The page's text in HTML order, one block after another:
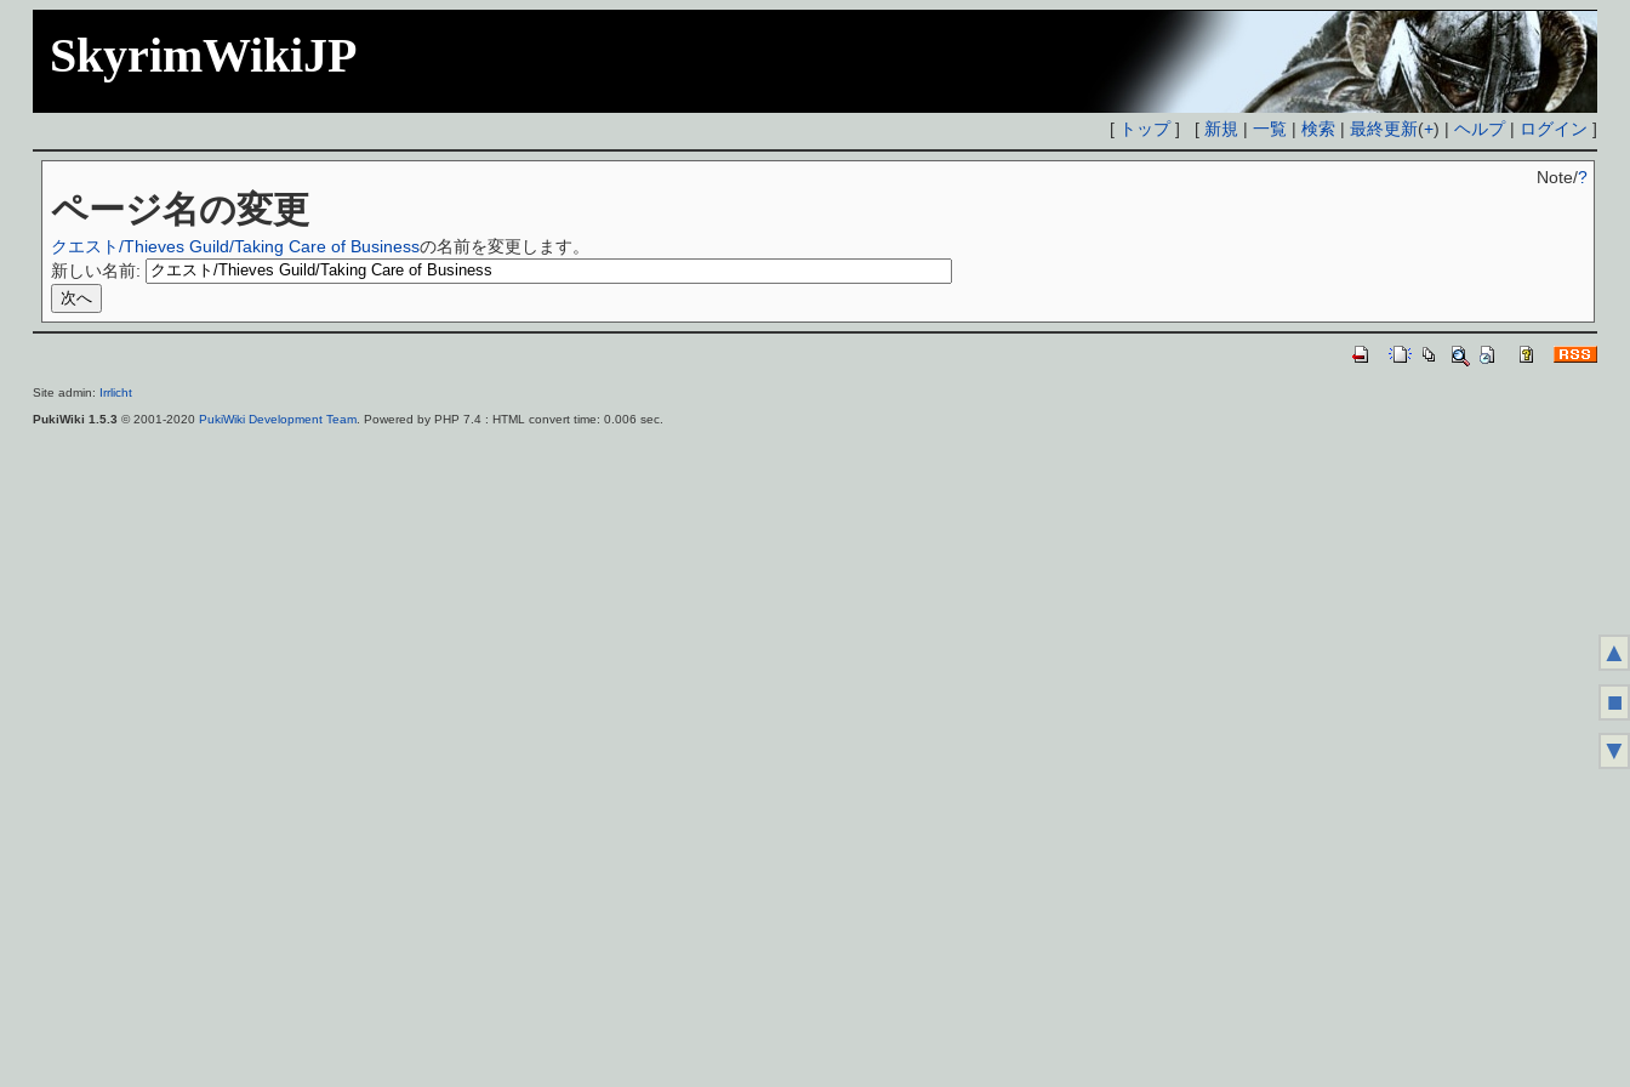
SkyrimWikiJP
[ トップ] [ 新規 |一覧 |検索 |最終更新(+) |ヘルプ| ログイン ]
ページ名の変更
Note/?
クエスト/Thieves Guild/Taking Care of Businessの名前を変更します。
新しい名前:
Site admin: Irrlicht
PukiWiki 1.5.3 © 2001-2020 PukiWiki Development Team. Powered by PHP 7.4 : HTML convert time: 0.006 sec.
▲
■
▼